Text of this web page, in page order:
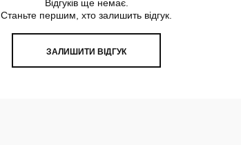
Відгуків ще немає.
Станьте першим, хто залишить відгук.
ЗАЛИШИТИ ВІДГУК